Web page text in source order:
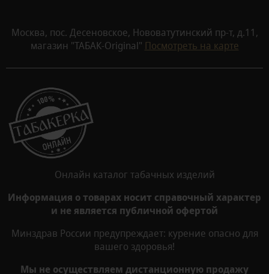
Москва, пос. Десеновское, Нововатутинский пр-т, д.11,
магазин "ТАБАК-Original" Посмотреть на карте
Онлайн каталог табачных изделий
Информация о товарах носит справочный характер
и не является публичной офертой
Минздрав России предупреждает: курение опасно для
вашего здоровья!
Мы не осуществляем дистанционную продажу